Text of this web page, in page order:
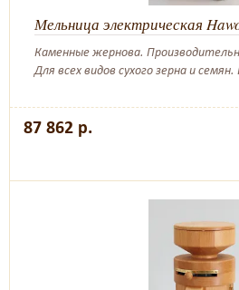
Мельница электрическая
Каменные жернова.
Для всех видов сухого зерна и семян.
87 862 р.